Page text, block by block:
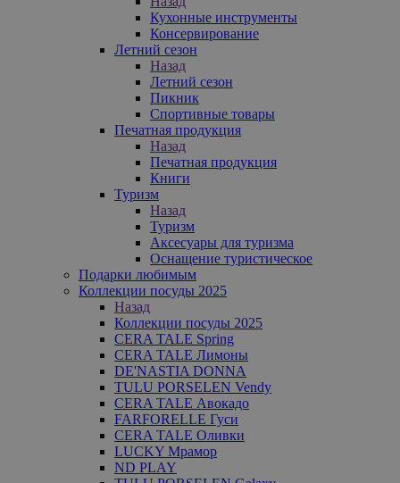
Кухонные инструменты
Консервирование
Летний сезон
Назад
Летний сезон
Пикник
Спортивные товары
Печатная продукция
Назад
Печатная продукция
Книги
Туризм
Назад
Туризм
Аксесуары для туризма
Оснащение туристическое
Подарки любимым
Коллекции посуды 2025
Назад
Коллекции посуды 2025
CERA TALE Spring
CERA TALE Лимоны
DE'NASTIA DONNA
TULU PORSELEN Vendy
CERA TALE Авокадо
FARFORELLE Гуси
CERA TALE Оливки
LUCKY Мрамор
ND PLAY